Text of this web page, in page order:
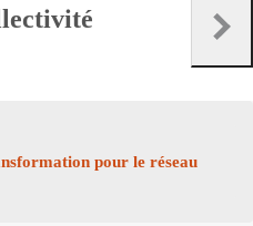
pour le réseau